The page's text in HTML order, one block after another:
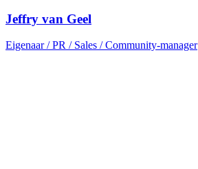
Jeffry van Geel
Eigenaar / PR / Sales / Community-manager